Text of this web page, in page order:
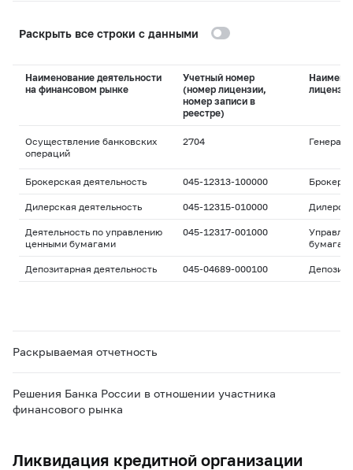
Раскрыть все строки с данными
Наименование деятельности
на финансовом рынке
Учетный номер
(номер лицензии,
номер записи в
реестре)
лицензии
Осуществление банковских
операций
2704
Брокерская деятельность 045-12313-100000
Дилерская деятельность 045-12315-010000
Деятельность по управлению
ценными бумагами
045-12317-001000
Депозитарная деятельность 045-04689-000100
Раскрываемая отчетность
Решения Банка России в отношении участника
финансового рынка
Ликвидация кредитной организации